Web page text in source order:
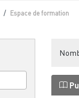
Espace de formation